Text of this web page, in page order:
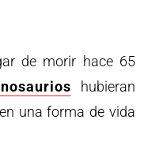
de morir hace 65
hubieran
una forma de vida